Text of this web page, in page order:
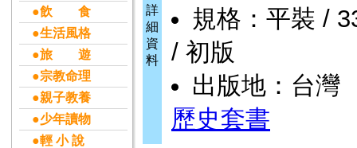
●飲 食
●生活風格
●旅 遊
●宗教命理
●親子教養
●少年讀物
●輕 小 說
詳
細
資
料
規格：平裝 /
/ 初版
出版地：台灣
歷史套書